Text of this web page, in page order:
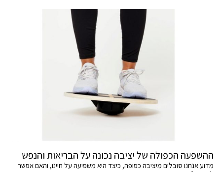
ההשפעה הכפולה של יציבה נכונה על הבריאות והנפש
מדוע אנחנו סובלים מיציבה כפופה, כיצד היא משפיעה על חיינו, והאם אפשר